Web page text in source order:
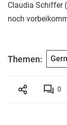
Claudia Schiffer
noch
Themen:
0